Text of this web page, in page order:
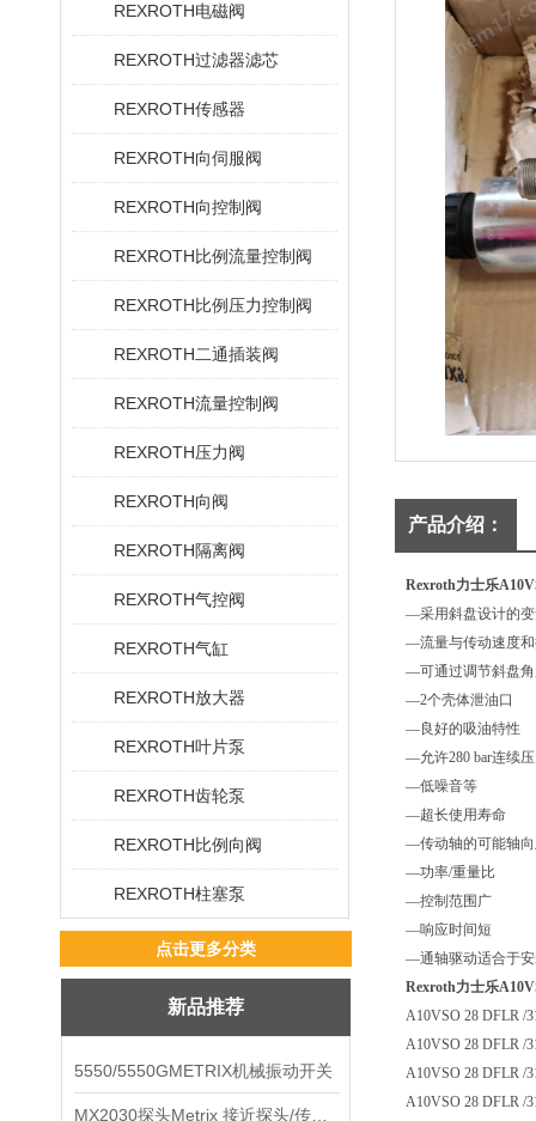
REXROTH电磁阀
REXROTH过滤器滤芯
REXROTH传感器
REXROTH向伺服阀
REXROTH向控制阀
REXROTH比例流量控制阀
REXROTH比例压力控制阀
REXROTH二通插装阀
REXROTH流量控制阀
REXROTH压力阀
REXROTH向阀
REXROTH隔离阀
REXROTH气控阀
REXROTH气缸
REXROTH放大器
REXROTH叶片泵
REXROTH齿轮泵
REXROTH比例向阀
REXROTH柱塞泵
点击更多分类
新品推荐
5550/5550GMETRIX机械振动开关
产品介绍：
Rexroth力士乐
––采用斜盘设计的
––流量与传动速度
––可通过调节斜盘
––2个壳体泄油口
––良好的吸油特性
––允许280 bar连续
––低噪音等
––超长使用寿命
––传动轴的可能轴
––功率/重量比
––控制范围广
––响应时间短
––通轴驱动适合于
Rexroth力士乐
A10VSO 28 DFLR /
A10VSO 28 DFLR /
A10VSO 28 DFLR /
A10VSO 28 DFLR /